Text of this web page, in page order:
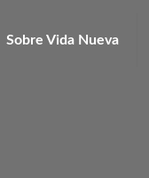
Sobre Vida Nueva